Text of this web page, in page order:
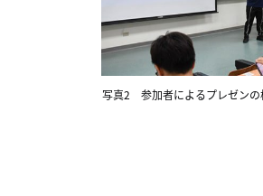
写真2 参加者によるプレゼンの